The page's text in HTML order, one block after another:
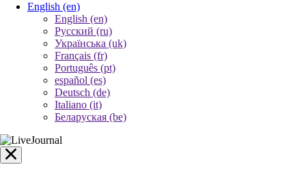
English (en)
English (en)
Русский (ru)
Українська (uk)
Français (fr)
Português (pt)
español (es)
Deutsch (de)
Italiano (it)
Беларуская (be)